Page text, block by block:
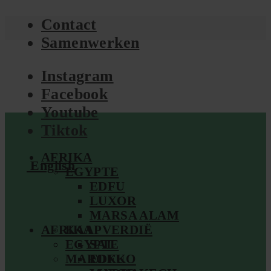
Contact
Samenwerken
Instagram
Facebook
Youtube
Tiktok
English
AFRIKA
EGYPTE
EDFU
LUXOR
MARSA ALAM
KAAPVERDIË
SAL
MAROKKO
AFRIKA
EGYPTE
EDFU